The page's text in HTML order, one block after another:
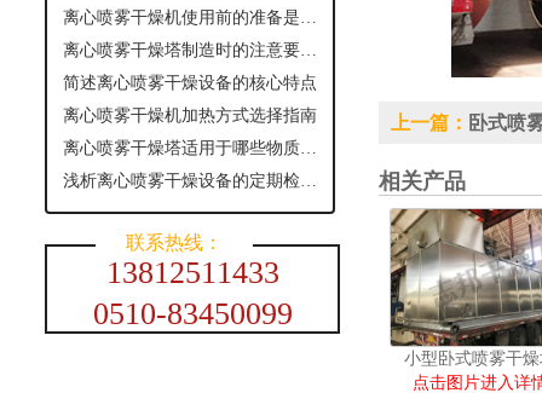
离心喷雾干燥机使用前的准备是怎样的？
离心喷雾干燥塔制造时的注意要点有哪些？
简述离心喷雾干燥设备的核心特点
离心喷雾干燥机加热方式选择指南
离心喷雾干燥塔适用于哪些物质进行干燥呢？
浅析离心喷雾干燥设备的定期检查与维护
13812511433
0510-83450099
联系热线：
上一篇： 卧式喷
相关产品
小型卧式喷雾干
点击图片进入详